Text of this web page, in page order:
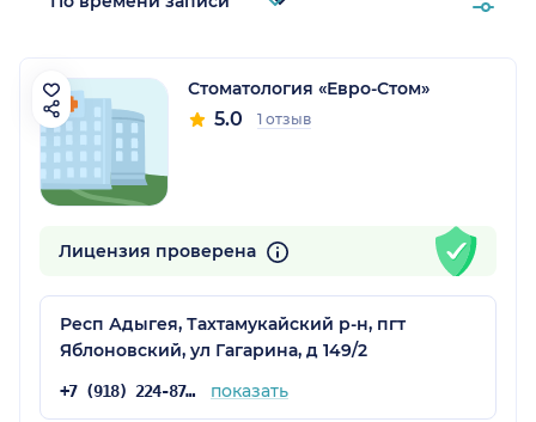
Стоматология «Евро-Стом»
5.0 1 отзыв
Лицензия проверена
Респ Адыгея, Тахтамукайский р-н, пгт
Яблоновский, ул Гагарина, д 149/2
+7 (918) 224-87-17 показать